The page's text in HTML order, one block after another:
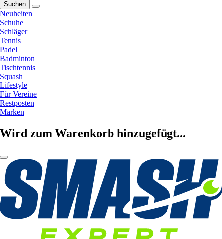
Suchen
Neuheiten
Schuhe
Schläger
Tennis
Padel
Badminton
Tischtennis
Squash
Lifestyle
Für Vereine
Restposten
Marken
Wird zum Warenkorb hinzugefügt...